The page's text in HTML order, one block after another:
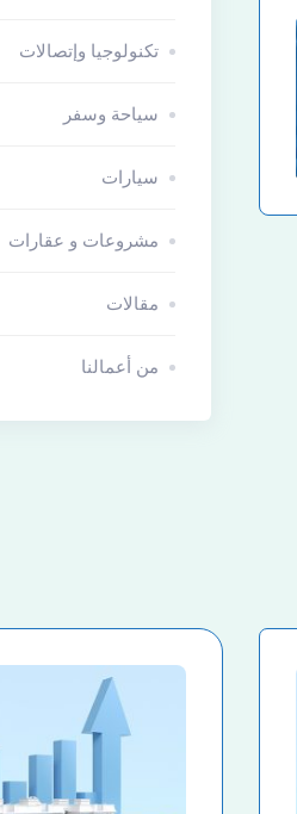
تكنولوجيا وإتصالات
سياحة وسفر
سيارات
مشروعات و عقارات
مقالات
من أعمالنا